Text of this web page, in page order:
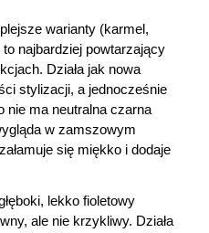
warianty (karmel,
najbardziej powtarzający
Działa jak nowa
stylizacji, a jednocześnie
nie ma neutralna czarna
w zamszowym
się miękko i dodaje
lekko fioletowy
ale nie krzykliwy. Działa